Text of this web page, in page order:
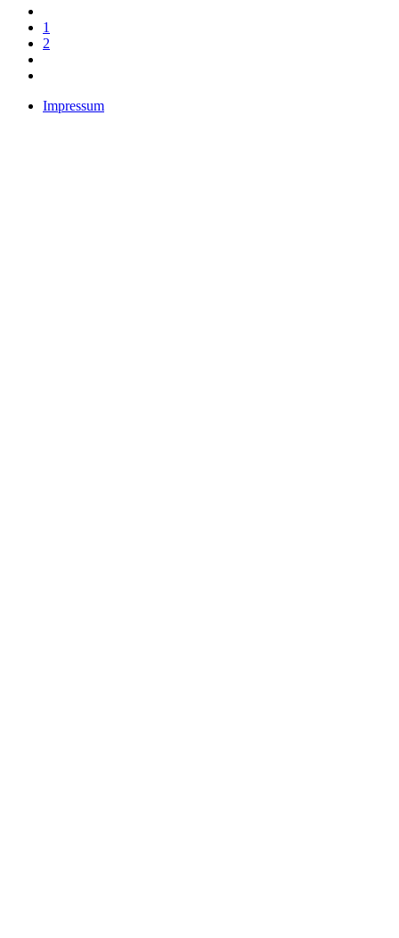
1
2
Impressum